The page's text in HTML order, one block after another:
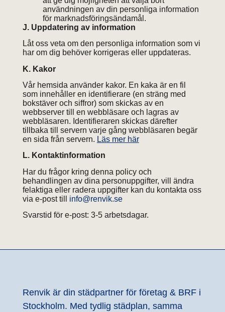
användningen av din personliga information
för marknadsföringsändamål.
J. Uppdatering av information
Låt oss veta om den personliga information som vi
har om dig behöver korrigeras eller uppdateras.
K. Kakor
Vår hemsida använder kakor. En kaka är en fil
som innehåller en identifierare (en sträng med
bokstäver och siffror) som skickas av en
webbserver till en webbläsare och lagras av
webbläsaren. Identifieraren skickas därefter
tillbaka till servern varje gång webbläsaren begär
en sida från servern. Läs mer här
L. Kontaktinformation
Har du frågor kring denna policy och
behandlingen av dina personuppgifter, vill ändra
felaktiga eller radera uppgifter kan du kontakta oss
via e-post till info@renvik.se
Svarstid för e-post: 3-5 arbetsdagar.
Renvik är din städpartner för företag & BRF i
Stockholm. Med tydlig städplan, samma